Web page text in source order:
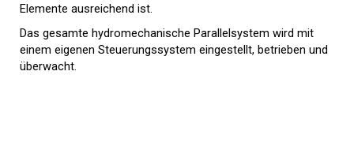
Elemente ausreichend ist.
Das gesamte hydromechanische Parallelsystem wird mit
einem eigenen Steuerungssystem eingestellt, betrieben und
überwacht.